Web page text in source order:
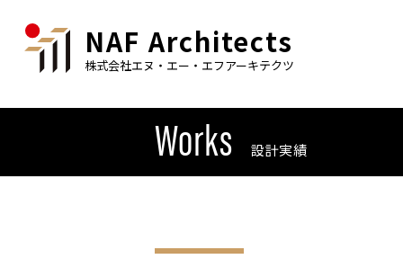
NAF Architects
株式会社エヌ・エー・エフアーキテクツ
Works 設計実績